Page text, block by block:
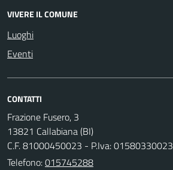
VIVERE IL COMUNE
Luoghi
Eventi
CONTATTI
Frazione Fusero, 3
13821 Callabiana (BI)
C.F. 81000450023 - P.Iva: 01580330023
Telefono:015745288